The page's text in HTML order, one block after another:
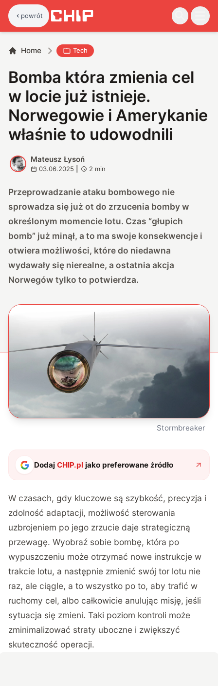
powrót
Home Tech
Bomba która zmienia cel
w locie już istnieje.
Norwegowie i Amerykanie
właśnie to udowodnili
M
Mateusz Łysoń
03.06.2025 2 min
Przeprowadzanie ataku bombowego nie
sprowadza się już ot do zrzucenia bomby w
określonym momencie lotu. Czas “głupich
bomb” już minął, a to ma swoje konsekwencje i
otwiera możliwości, które do niedawna
wydawały się nierealne, a ostatnia akcja
Norwegów tylko to potwierdza.
Stormbreaker
DodajCHIP.pl jako preferowane źródło
W czasach, gdy kluczowe są szybkość, precyzja i
zdolność adaptacji, możliwość sterowania
uzbrojeniem po jego zrzucie daje strategiczną
przewagę. Wyobraź sobie bombę, która po
wypuszczeniu może otrzymać nowe instrukcje w
trakcie lotu, a następnie zmienić swój tor lotu nie
raz, ale ciągle, a to wszystko po to, aby trafić w
ruchomy cel, albo całkowicie anulując misję, jeśli
sytuacja się zmieni. Taki poziom kontroli może
zminimalizować straty uboczne i zwiększyć
skuteczność operacji.